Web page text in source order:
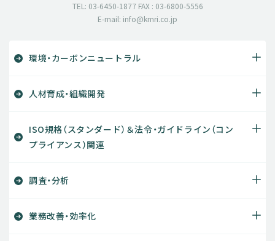
TEL: 03-6450-1877 FAX : 03-6800-5556
E-mail: info@kmri.co.jp
環境・カーボンニュートラル
人材育成・組織開発
ISO規格（スタンダード）＆法令・ガイドライン（コン
プライアンス）関連
調査・分析
業務改善・効率化